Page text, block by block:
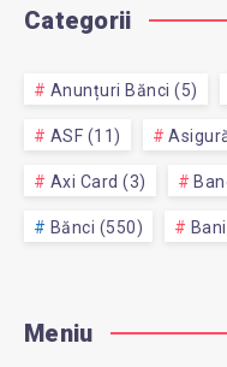
Categorii
Anunțuri Bănci (5)
ASF (11)
Axi Card (3)
Bănci (550)
Meniu